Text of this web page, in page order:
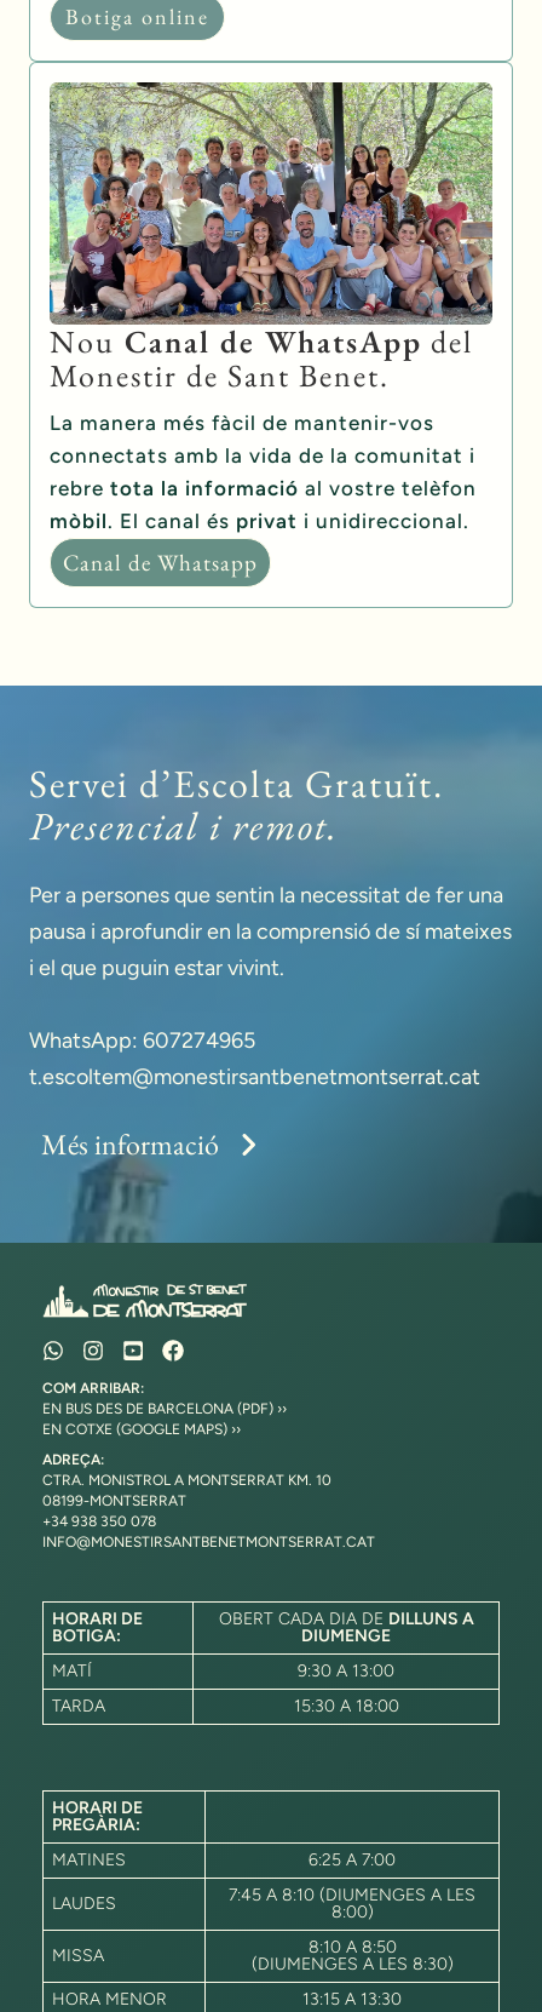
Botiga online
Nou Canal de WhatsApp del
Monestir de Sant Benet.
La manera més fàcil de mantenir-vos
connectats amb la vida de la comunitat i
rebre tota la informació al vostre telèfon
mòbil. El canal és privat i unidireccional.
Canal de Whatsapp
Servei d’Escolta Gratuït.
Presencial i remot.
Per a persones que sentin la necessitat de fer una
pausa i aprofundir en la comprensió de sí mateixes
i el que puguin estar vivint.
WhatsApp: 607274965
t.escoltem@monestirsantbenetmontserrat.cat
Més informació
COM ARRIBAR:
EN BUS DES DE BARCELONA (PDF) ››
EN COTXE (GOOGLE MAPS) ››
ADREÇA:
CTRA. MONISTROL A MONTSERRAT KM. 10
08199-MONTSERRAT
+34 938 350 078
INFO@MONESTIRSANTBENETMONTSERRAT.CAT
HORARI DE
BOTIGA:
OBERT CADA DIA DE DILLUNS A
DIUMENGE
MATÍ
9:30 A 13:00
TARDA
15:30 A 18:00
HORARI DE
PREGÀRIA:
MATINES
6:25 A 7:00
LAUDES
7:45 A 8:10 (DIUMENGES A LES
8:00)
MISSA
8:10 A 8:50
(DIUMENGES A LES 8:30)
HORA MENOR
13:15 A 13:30